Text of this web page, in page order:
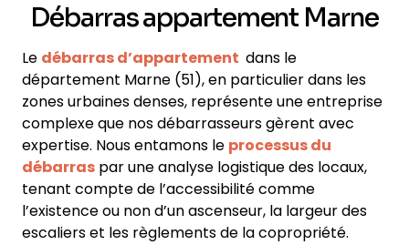
Débarras appartement Marne
Le débarras d’appartement dans le
département Marne (51), en particulier dans les
zones urbaines denses, représente une entreprise
complexe que nos débarrasseurs gèrent avec
expertise. Nous entamons le processus du
débarras par une analyse logistique des locaux,
tenant compte de l’accessibilité comme
l’existence ou non d’un ascenseur, la largeur des
escaliers et les règlements de la copropriété.